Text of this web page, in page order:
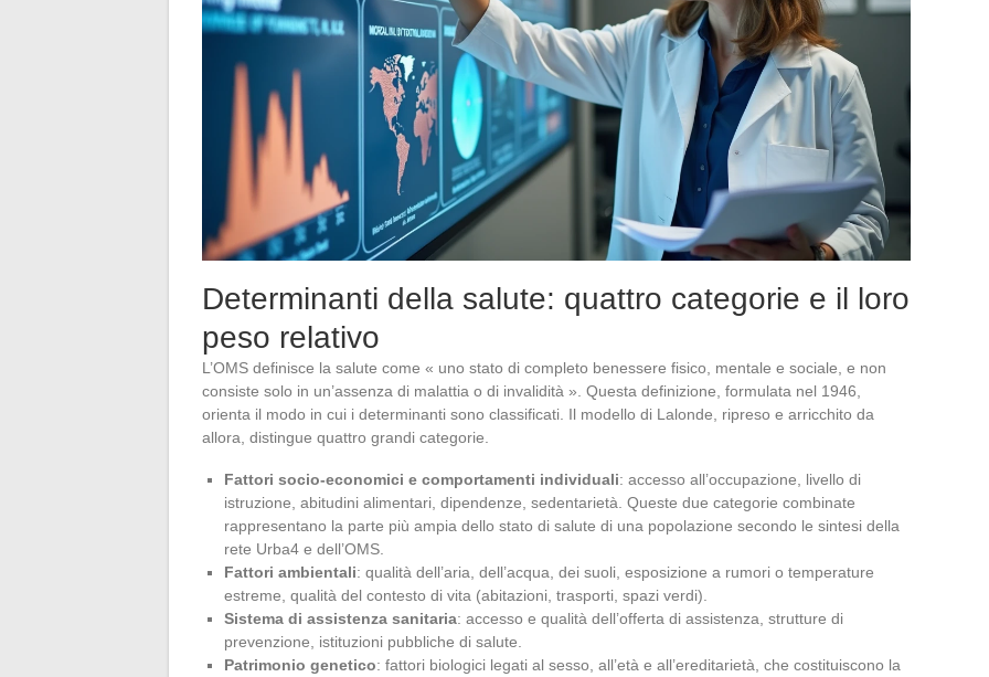
Determinanti della salute: quattro categorie e il loro
peso relativo
L’OMS definisce la salute come « uno stato di completo benessere fisico, mentale e sociale, e non
consiste solo in un’assenza di malattia o di invalidità ». Questa definizione, formulata nel 1946,
orienta il modo in cui i determinanti sono classificati. Il modello di Lalonde, ripreso e arricchito da
allora, distingue quattro grandi categorie.
Fattori socio-economici e comportamenti individuali: accesso all’occupazione, livello di
istruzione, abitudini alimentari, dipendenze, sedentarietà. Queste due categorie combinate
rappresentano la parte più ampia dello stato di salute di una popolazione secondo le sintesi della
rete Urba4 e dell’OMS.
Fattori ambientali: qualità dell’aria, dell’acqua, dei suoli, esposizione a rumori o temperature
estreme, qualità del contesto di vita (abitazioni, trasporti, spazi verdi).
Sistema di assistenza sanitaria: accesso e qualità dell’offerta di assistenza, strutture di
prevenzione, istituzioni pubbliche di salute.
Patrimonio genetico: fattori biologici legati al sesso, all’età e all’ereditarietà, che costituiscono la